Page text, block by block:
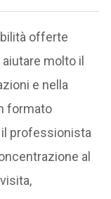
offerte
aiutare molto il
e nella
formato
professionista
al